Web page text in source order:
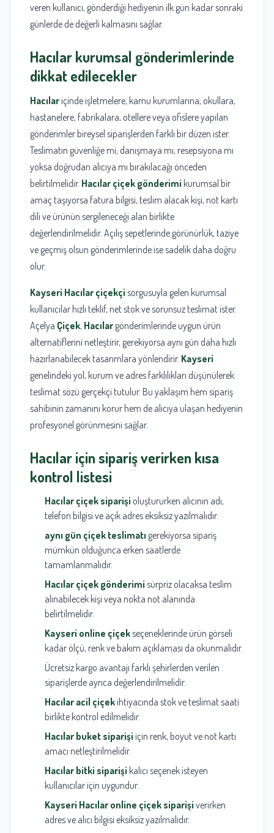
veren kullanıcı, gönderdiği hediyenin ilk gün kadar sonraki
günlerde de değerli kalmasını sağlar.
Hacılarkurumsal gönderimlerinde
dikkat edilecekler
Hacılar içinde işletmelere, kamu kurumlarına, okullara,
hastanelere, fabrikalara, otellere veya ofislere yapılan
gönderimler bireysel siparişlerden farklı bir düzen ister.
Teslimatın güvenliğe mi, danışmaya mı, resepsiyona mı
yoksa doğrudan alıcıya mı bırakılacağı önceden
belirtilmelidir. Hacılar çiçek gönderimi kurumsal bir
amaç taşıyorsa fatura bilgisi, teslim alacak kişi, not kartı
dili ve ürünün sergileneceği alan birlikte
değerlendirilmelidir. Açılış sepetlerinde görünürlük, taziye
ve geçmiş olsun gönderimlerinde ise sadelik daha doğru
olur.
Kayseri Hacılar çiçekçi sorgusuyla gelen kurumsal
kullanıcılar hızlı teklif, net stok ve sorunsuz teslimat ister.
Açelya Çiçek, Hacılar gönderimlerinde uygun ürün
alternatiflerini netleştirir, gerekiyorsa aynı gün daha hızlı
hazırlanabilecek tasarımlara yönlendirir. Kayseri
genelindeki yol, kurum ve adres farklılıkları düşünülerek
teslimat sözü gerçekçi tutulur. Bu yaklaşım hem sipariş
sahibinin zamanını korur hem de alıcıya ulaşan hediyenin
profesyonel görünmesini sağlar.
Hacılariçin sipariş verirken kısa
kontrol listesi
Hacılar çiçek siparişi oluştururken alıcının adı,
telefon bilgisi ve açık adres eksiksiz yazılmalıdır.
aynı gün çiçek teslimatı gerekiyorsa sipariş
mümkün olduğunca erken saatlerde
tamamlanmalıdır.
Hacılar çiçek gönderimi sürpriz olacaksa teslim
alınabilecek kişi veya nokta not alanında
belirtilmelidir.
Kayseri online çiçekseçeneklerinde ürün görseli
kadar ölçü, renk ve bakım açıklaması da okunmalıdır.
Ücretsiz kargo avantajı farklı şehirlerden verilen
siparişlerde ayrıca değerlendirilmelidir.
Hacılar acil çiçek ihtiyacında stok ve teslimat saati
birlikte kontrol edilmelidir.
Hacılar buket siparişi için renk, boyut ve not kartı
amacı netleştirilmelidir.
Hacılar bitki siparişi kalıcı seçenek isteyen
kullanıcılar için uygundur.
Kayseri Hacılar online çiçek siparişi verirken
adres ve alıcı bilgisi eksiksiz yazılmalıdır.